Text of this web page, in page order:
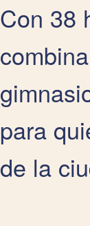
Con 38
para
de la